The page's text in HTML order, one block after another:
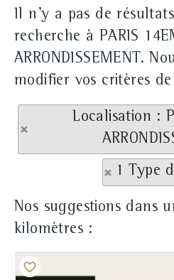
Il n'y a pas de
recherche à PARIS
ARRONDISSEMENT.
modifier vos critères
Localisation :
1 Type
Nos suggestions dans
kilomètres :